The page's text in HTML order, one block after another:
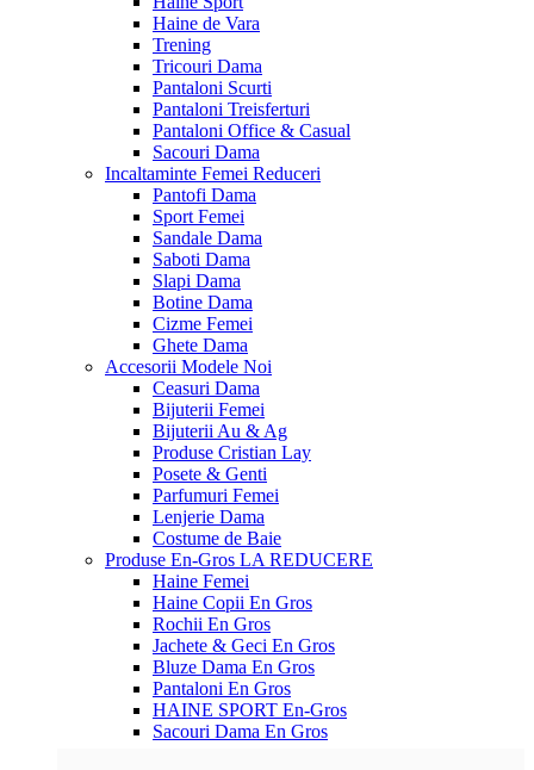
Haine de Vara
Trening
Tricouri Dama
Pantaloni Scurti
Pantaloni Treisferturi
Pantaloni Office & Casual
Sacouri Dama
Incaltaminte Femei Reduceri
Pantofi Dama
Sport Femei
Sandale Dama
Saboti Dama
Slapi Dama
Botine Dama
Cizme Femei
Ghete Dama
Accesorii Modele Noi
Ceasuri Dama
Bijuterii Femei
Bijuterii Au & Ag
Produse Cristian Lay
Posete & Genti
Parfumuri Femei
Lenjerie Dama
Costume de Baie
Produse En-Gros LA REDUCERE
Haine Femei
Haine Copii En Gros
Rochii En Gros
Jachete & Geci En Gros
Bluze Dama En Gros
Pantaloni En Gros
HAINE SPORT En-Gros
Sacouri Dama En Gros